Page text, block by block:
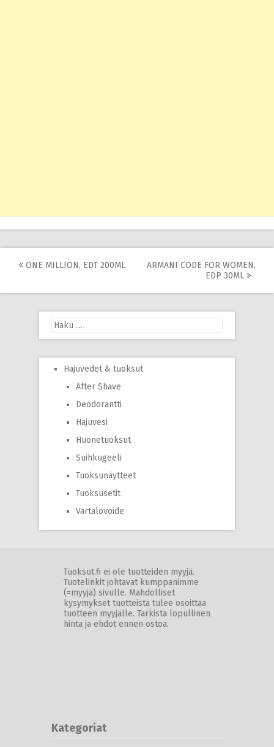
Post
ONE MILLION, EDT 200ML
ARMANI CODE FOR WOMEN,
EDP 30ML
Haku:
Hajuvedet & tuoksut
After Shave
Deodorantti
Hajuvesi
Huonetuoksut
Suihkugeeli
Tuoksunäytteet
Tuoksusetit
Vartalovoide
Tuoksut.fi ei ole tuotteiden myyjä.
Tuotelinkit johtavat kumppanimme
(=myyjä) sivulle. Mahdolliset
kysymykset tuotteista tulee osoittaa
tuotteen myyjälle. Tarkista lopullinen
hinta ja ehdot ennen ostoa.
Kategoriat